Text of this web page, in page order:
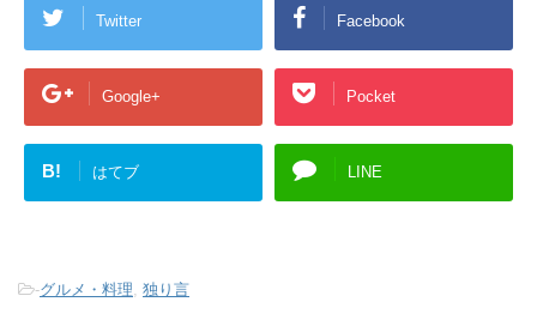
Twitter Facebook
Google+ Pocket
B! はてブ LINE
-グルメ・料理 独り言